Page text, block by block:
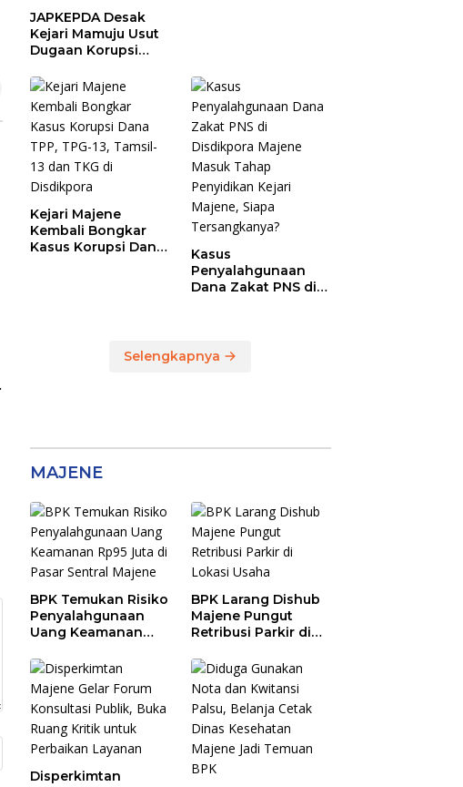
JAPKEPDA Desak
Kejari Mamuju Usut
Dugaan Korupsi
Kebersihan
Pemprov Sulbar,
BPK Temukan
Kelebihan
Pembayaran
Rp146,4 Juta
Kejari Majene
Kembali Bongkar
Kasus Korupsi Dana
Kasus
Penyalahgunaan
Dana Zakat PNS di
Majene, Siapa
Selengkapnya
MAJENE
BPK Temukan Risiko
Penyalahgunaan
Uang Keamanan
Sentral Majene
BPK Larang Dishub
Majene Pungut
Retribusi Parkir di
Disperkimtan